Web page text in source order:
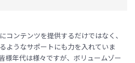
コンテンツを提供するだけではなく、
ようなサポートにも力を入れていま
様年代は様々ですが、ボリュームゾー